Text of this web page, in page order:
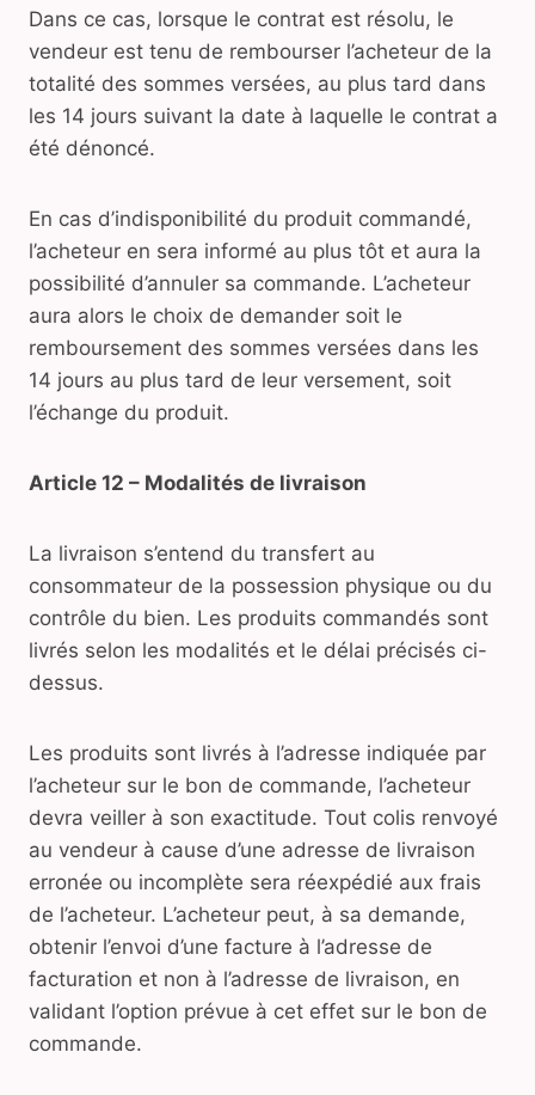
Dans ce cas, lorsque le contrat est résolu, le
vendeur est tenu de rembourser l’acheteur de la
totalité des sommes versées, au plus tard dans
les 14 jours suivant la date à laquelle le contrat a
été dénoncé.
En cas d’indisponibilité du produit commandé,
l’acheteur en sera informé au plus tôt et aura la
possibilité d’annuler sa commande. L’acheteur
aura alors le choix de demander soit le
remboursement des sommes versées dans les
14 jours au plus tard de leur versement, soit
l’échange du produit.
Article 12 – Modalités de livraison
La livraison s’entend du transfert au
consommateur de la possession physique ou du
contrôle du bien. Les produits commandés sont
livrés selon les modalités et le délai précisés ci-
dessus.
Les produits sont livrés à l’adresse indiquée par
l’acheteur sur le bon de commande, l’acheteur
devra veiller à son exactitude. Tout colis renvoyé
au vendeur à cause d’une adresse de livraison
erronée ou incomplète sera réexpédié aux frais
de l’acheteur. L’acheteur peut, à sa demande,
obtenir l’envoi d’une facture à l’adresse de
facturation et non à l’adresse de livraison, en
validant l’option prévue à cet effet sur le bon de
commande.